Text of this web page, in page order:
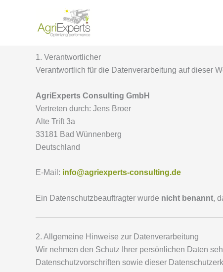
1. Verantwortlicher
Verantwortlich für die Datenverarbeitung auf dieser
AgriExperts Consulting GmbH
Vertreten durch: Jens Broer
Alte Trift 3a
33181 Bad Wünnenberg
Deutschland
E-Mail: info@agriexperts-consulting.de
Ein Datenschutzbeauftragter wurde nicht benannt,
2. Allgemeine Hinweise zur Datenverarbeitung
Wir nehmen den Schutz Ihrer persönlichen Daten
Datenschutzvorschriften sowie dieser